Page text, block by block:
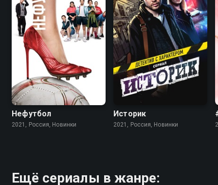
Нефутбол
2021, Россия, Новинки
Историк
2021, Россия, Новинки
Ещё сериалы в жанре: